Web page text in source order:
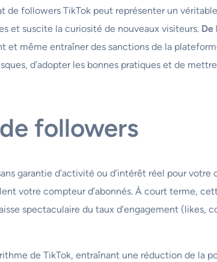
de followers TikTok peut représenter un
et suscite la curiosité de nouveaux visiteurs. De
même entraîner des sanctions de la
d’adopter les bonnes pratiques et de
followers
garantie d’activité ou d’intérêt réel pour votre
votre compteur d’abonnés. À court terme,
spectaculaire du taux d’engagement (likes,
de TikTok, entraînant une réduction de la